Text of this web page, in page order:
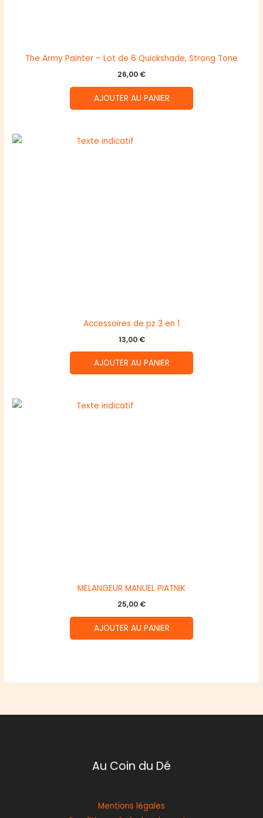
The Army Painter – Lot de 6 Quickshade, Strong Tone
26,00 €
AJOUTER AU PANIER
Accessoires de pz 3 en 1
13,00 €
AJOUTER AU PANIER
MELANGEUR MANUEL PIATNIK
25,00 €
AJOUTER AU PANIER
Au Coin du Dé
Mentions légales